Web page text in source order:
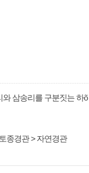
와 삼송리를 구분짓는 하õ
종경관 > 자연경관